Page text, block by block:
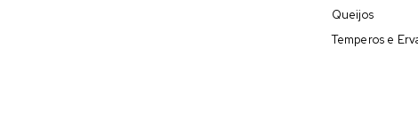
Queijos
Temperos e